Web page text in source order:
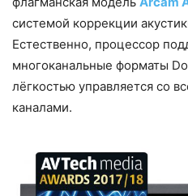
системой коррекции
Естественно, процессор
многоканальные форматы
лёгкостью управляется со
каналами.